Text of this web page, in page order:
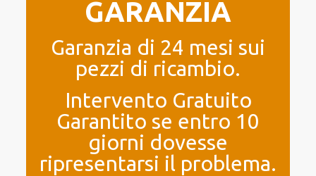
GARANZIA
Garanzia di 24 mesi sui
pezzi di ricambio.
Intervento Gratuito
Garantito se entro 10
giorni dovesse
ripresentarsi il problema.